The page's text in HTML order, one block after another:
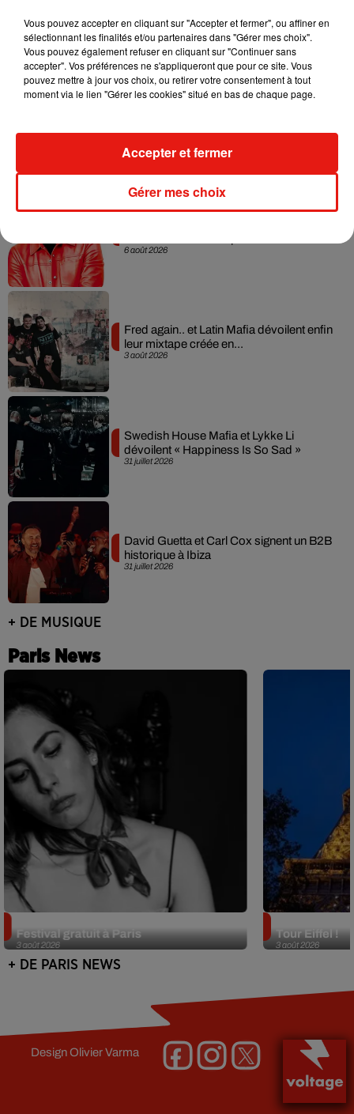
7 août 2026
album après sa tournée mondiale
collaboration tant attendue
6 août 2026
3 août 2026
Fred again.. et Latin Mafia dévoilent enfin
leur mixtape créée en...
31 juillet 2026
Swedish House Mafia et Lykke Li
dévoilent « Happiness Is So Sad »
31 juillet 2026
David Guetta et Carl Cox signent un B2B
historique à Ibiza
+ DE MUSIQUE
Paris News
3 août 2026
Festival gratuit à Paris
3 août 2026
Tour Eiffel !
+ DE PARIS NEWS
DesignOlivier Varma
Vous pouvez accepter en cliquant sur "Accepter et fermer", ou affiner en
sélectionnant les finalités et/ou partenaires dans "Gérer mes choix".
Vous pouvez également refuser en cliquant sur "Continuer sans
accepter". Vos préférences ne s'appliqueront que pour ce site. Vous
pouvez mettre à jour vos choix, ou retirer votre consentement à tout
moment via le lien "Gérer les cookies" situé en bas de chaque page.
Gérer mes choix
Accepter et fermer